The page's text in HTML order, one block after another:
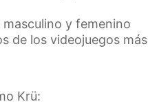
masculino y femenino
de los videojuegos más
Krü: